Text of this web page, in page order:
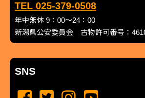
TEL 025-379-0508
年中無休 9：00～24：00
新潟県公安委員会 古物許可番号：
SNS